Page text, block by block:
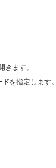
ます。
ドを指定します。